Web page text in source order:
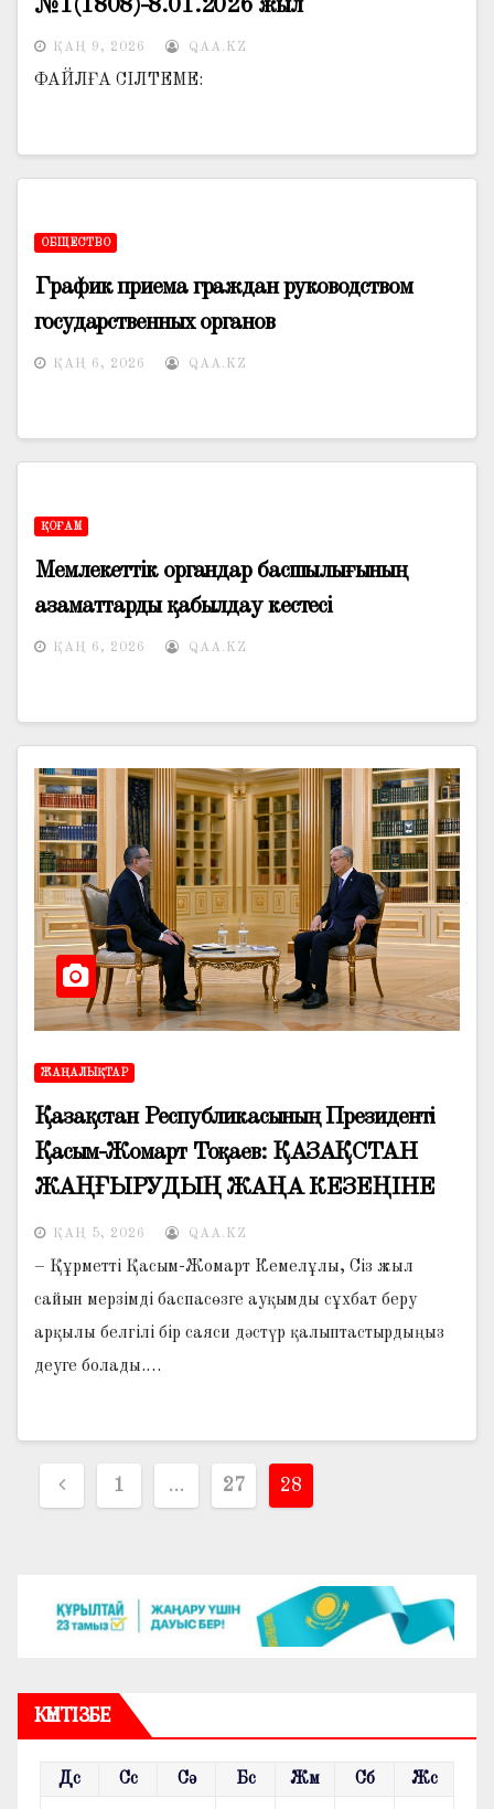
№1(1808)-8.01.2026 жыл
ҚАҢ 9, 2026 QAA.KZ
ФАЙЛҒА СІЛТЕМЕ:
ОБЩЕСТВО
График приема граждан руководством
государственных органов
ҚАҢ 6, 2026 QAA.KZ
ҚОҒАМ
Мемлекеттік органдар басшылығының
азаматтарды қабылдау кестесі
ҚАҢ 6, 2026 QAA.KZ
ЖАҢАЛЫҚТАР
Қазақстан Республикасының Президенті
Қасым-Жомарт Тоқаев: ҚАЗАҚСТАН
ЖАҢҒЫРУДЫҢ ЖАҢА КЕЗЕҢІНЕ
ҚАДАМ БАСТЫ
ҚАҢ 5, 2026 QAA.KZ
– Құрметті Қасым-Жомарт Кемелұлы, Сіз жыл
сайын мерзімді баспасөзге ауқымды сұхбат беру
арқылы белгілі бір саяси дәстүр қалыптастырдыңыз
деуге болады.…
Жазбалар
1 … 27 28
КҮНТІЗБЕ
Дс Сс Сә Бс Жм Сб Жс